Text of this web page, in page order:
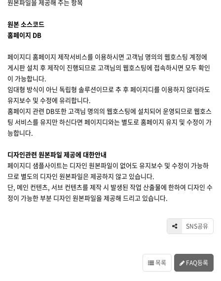
원본파일을 제공해 주는 항목
원본 소스코드
홈페이지 DB
페이지디 홈페이지 제작서비스를 이용하시면 고객님 명의의 웹호스팅 계정에
게시판 설치 후 제작이 진행되므로 고객님의 웹호스팅에 접속하시면 모두 확인
이 가능합니다.
임대형 방식이 아닌 독립형 솔루션이므로 추 후 페이지디를 이용하지 않더라도
유지보수 및 수정에 유리합니다.
홈페이지 관련 DB또한 고객님 명의의 웹호스팅에 설치되어 운영되므로 웹호스
팅 서비스를 유지만 하신다면 페이지디와는 별도로 홈페이지 유지 및 수정이 가
능합니다.
디자인관련 원본파일 제공에 대한안내
페이지디 샘플사이트는 디자인 원본파일이 없어도 유지보수 및 수정이 가능하
므로 별도의 디자인 원본파일은 제공하지 않고 있습니다.
단, 메인 컨텐츠, 서브 컨텐츠를 제작 시 발생된 작업 산출물에 한하여 디자인 수
정이 가능한 부분 디자인 원본파일을 제공해 드리고 있습니다.
SNS공유
목록 FAQ등록